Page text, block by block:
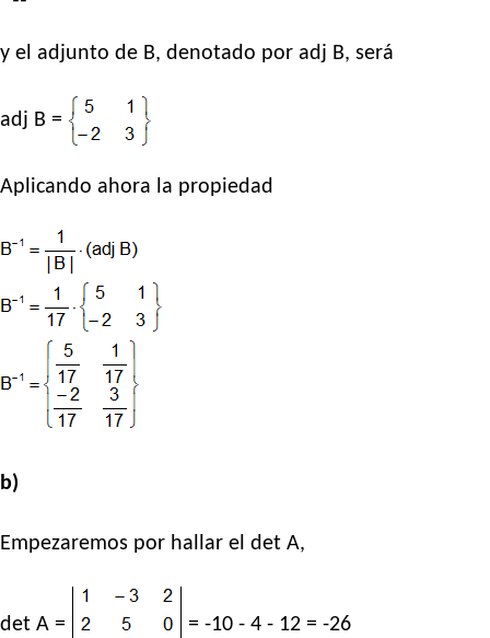
y el adjunto de B, denotado por adj B, será
adj B =
Aplicando ahora la propiedad
b)
Empezaremos por hallar el det A,
det A = = -10 - 4 - 12 = -26